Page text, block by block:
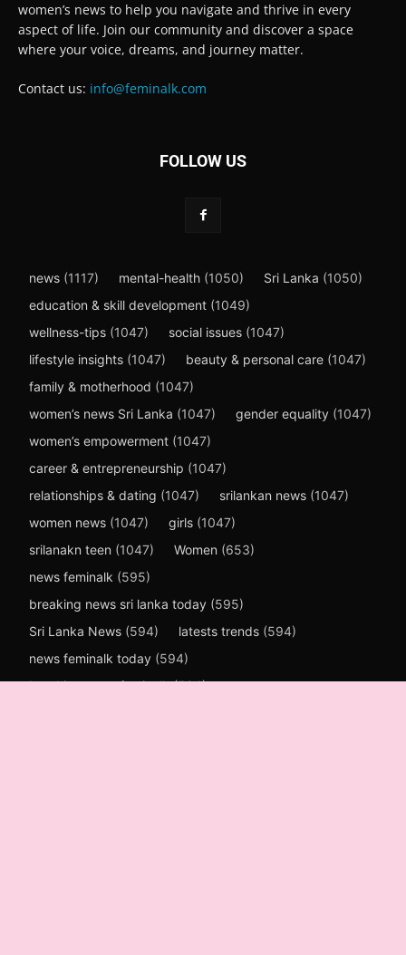
women’s news to help you navigate and thrive in every
aspect of life. Join our community and discover a space
where your voice, dreams, and journey matter.
Contact us: info@feminalk.com
FOLLOW US
news (1117) mental-health (1050) Sri Lanka (1050)
education & skill development (1049)
wellness-tips (1047) social issues (1047)
lifestyle insights (1047) beauty & personal care (1047)
family & motherhood (1047)
women’s news Sri Lanka (1047) gender equality (1047)
women’s empowerment (1047)
career & entrepreneurship (1047)
relationships & dating (1047) srilankan news (1047)
women news (1047) girls (1047)
srilanakn teen (1047) Women (653)
news feminalk (595)
breaking news sri lanka today (595)
Sri Lanka News (594) latests trends (594)
news feminalk today (594)
breaking news feminalk (594)